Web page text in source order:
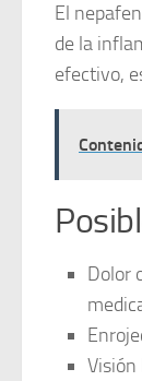
El
de la
efectivo,
Dolor
Visión